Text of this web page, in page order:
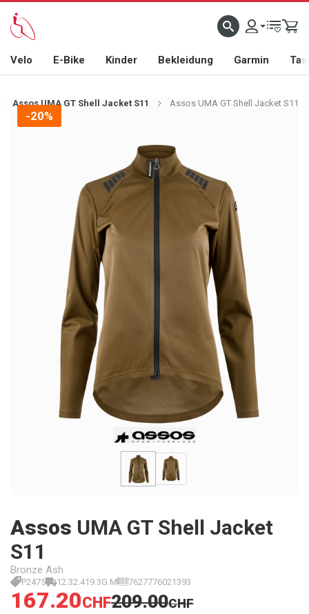
Velo E-Bike Kinder Bekleidung Garmin
Assos UMA GT Shell Jacket S11 Assos UMA GT Shell Jacket S11
-20%
Assos UMA GT Shell Jacket
S11
Bronze Ash
P2475 12.32.419.3G.M 7627776021393
167.20CHF209.00CHF